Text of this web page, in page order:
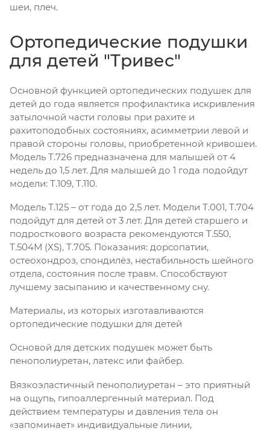
шеи, плеч.
Ортопедические подушки
для детей "Тривес"
Основной функцией ортопедических подушек для
детей до года является профилактика искривления
затылочной части головы при рахите и
рахитоподобных состояниях, асимметрии левой и
правой стороны головы, приобретенной кривошеи.
Модель Т.726 предназначена для малышей от 4
недель до 1,5 лет. Для малышей до 1 года подойдут
модели: Т.109, Т.110.
Модель Т.125 – от года до 2,5 лет. Модели Т.001, Т.704
подойдут для детей от 3 лет. Для детей старшего и
подросткового возраста рекомендуются Т.550,
Т.504М (XS), Т.705. Показания: дорсопатии,
остеохондроз, спондилёз, нестабильность шейного
отдела, состояния после травм. Способствуют
лучшему засыпанию и качественному сну.
Материалы, из которых изготавливаются
ортопедические подушки для детей
Основой для детских подушек может быть
пенополиуретан, латекс или файбер.
Вязкоэластичный пенополиуретан – это приятный
на ощупь, гипоаллергенный материал. Под
действием температуры и давления тела он
«запоминает» индивидуальные линии,